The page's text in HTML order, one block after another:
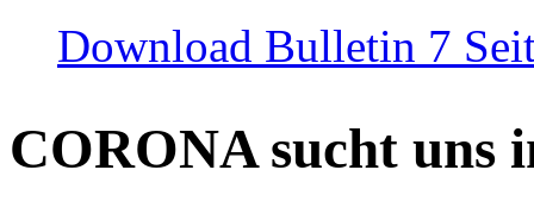
Download Bulletin 7
CORONA sucht uns